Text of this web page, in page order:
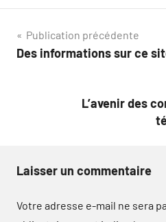
Navigation
de
Publication précédente
Des informations sur ce
L’avenir des
Laisser un commentaire
Votre adresse e-mail ne sera